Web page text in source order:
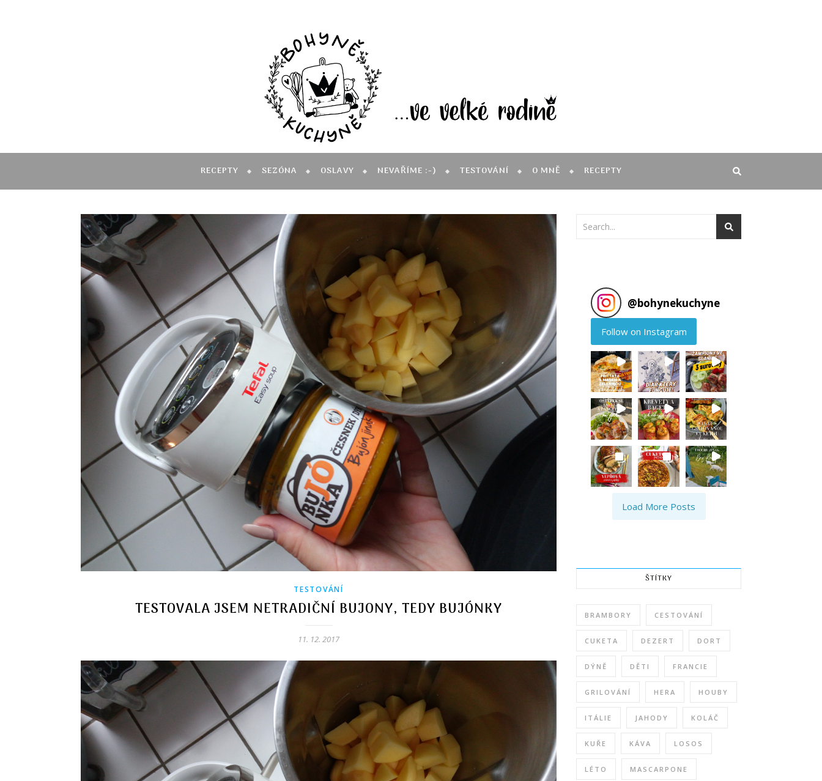
RECEPTY SEZÓNA OSLAVY NEVAŘÍME :-) TESTOVÁNÍ O MNĚ RECEPTY
TESTOVÁNÍ
TESTOVALA JSEM NETRADIČNÍ BUJONY, TEDY BUJÓNKY
11. 12. 2017
@bohynekuchyne
Follow on Instagram
Load More Posts
ŠTÍTKY
BRAMBORY CESTOVÁNÍ
CUKETA DEZERT DORT
DÝNĚ DĚTI FRANCIE
GRILOVÁNÍ HERA HOUBY
ITÁLIE JAHODY KOLÁČ
KUŘE KÁVA LOSOS
LÉTO MASCARPONE